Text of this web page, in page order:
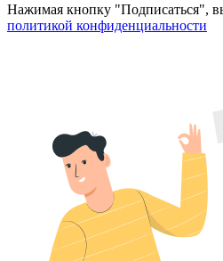
Нажимая кнопку "Подписаться",
политикой конфиденциальности